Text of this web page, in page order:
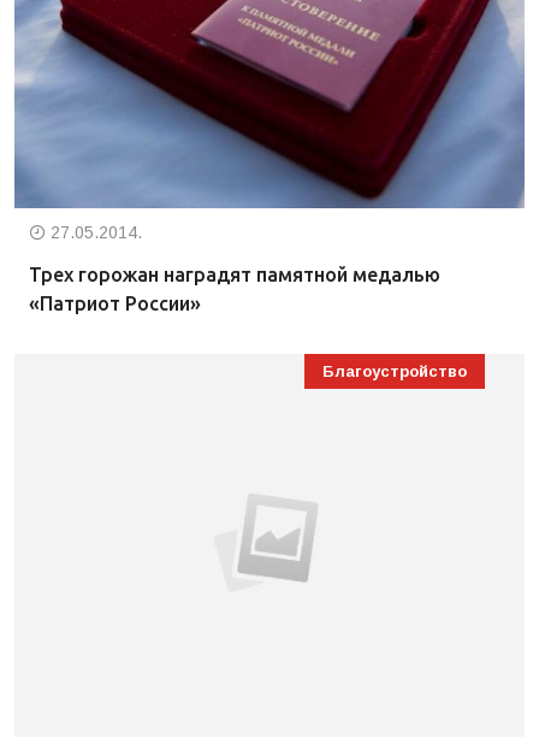
27.05.2014.
Трех горожан наградят памятной медалью
«Патриот России»
Благоустройство